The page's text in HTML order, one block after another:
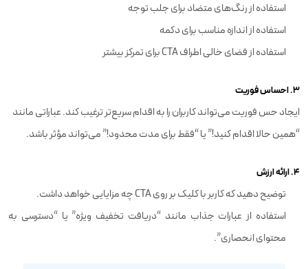
استفاده از رنگ‌های متضاد برای جلب توجه
استفاده از اندازه مناسب برای دکمه
استفاده از فضای خالی اطراف CTA برای تمرکز بیشتر
3. احساس فوریت
ایجاد حس فوریت می‌تواند کاربران را به اقدام سریع‌تر ترغیب کند. عباراتی مانند
“همین حالا اقدام کنید!” یا “فقط برای مدت محدود!” می‌تواند مؤثر باشد.
4. ارائه ارزش
توضیح دهید که کاربر با کلیک بر روی CTA چه مزایایی خواهد داشت.
استفاده از عبارات جذاب مانند “دریافت تخفیف ویژه” یا “دسترسی به
محتوای انحصاری”.